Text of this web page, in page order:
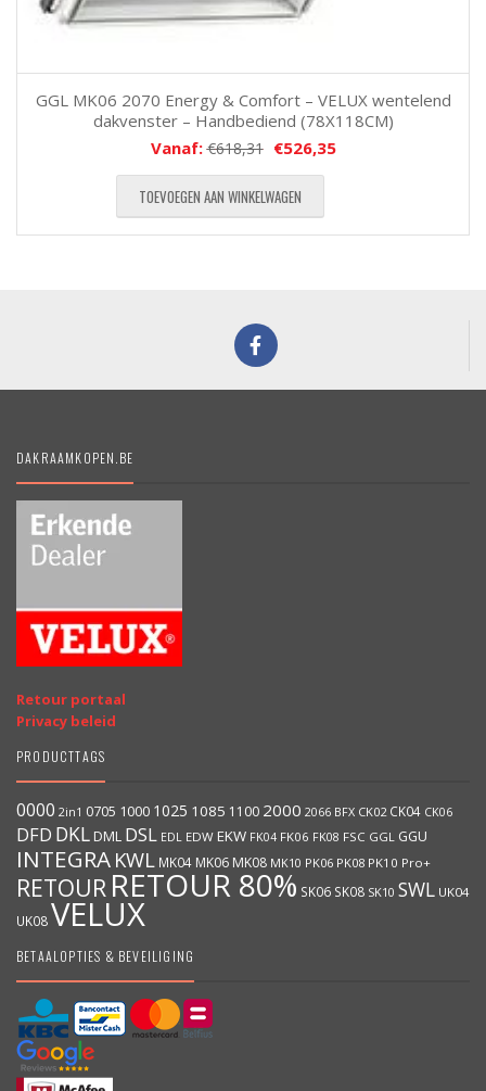
GGL MK06 2070 Energy & Comfort – VELUX wentelend
dakvenster – Handbediend (78X118CM)
Vanaf:€618,31 €526,35
TOEVOEGEN AAN WINKELWAGEN
DAKRAAMKOPEN.BE
Retour portaal
Privacy beleid
PRODUCTTAGS
0000 2in1 0705 1000 1025 1085 1100 2000 2066 BFX CK02 CK04 CK06
DFD DKL DML DSL EDL EDW EKW FK04 FK06 FK08 FSC GGL GGU
INTEGRA KWL MK04 MK06 MK08 MK10 PK06 PK08 PK10 Pro+
RETOUR RETOUR 80% SK06 SK08 SK10 SWL UK04
UK08VELUX
BETAALOPTIES & BEVEILIGING